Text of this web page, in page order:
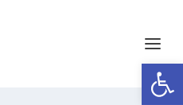
Open toolbar